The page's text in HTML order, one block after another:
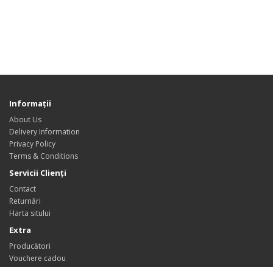
Informaţii
About Us
Delivery Information
Privacy Policy
Terms & Conditions
Servicii Clienţi
Contact
Returnări
Harta sitului
Extra
Producători
Vouchere cadou